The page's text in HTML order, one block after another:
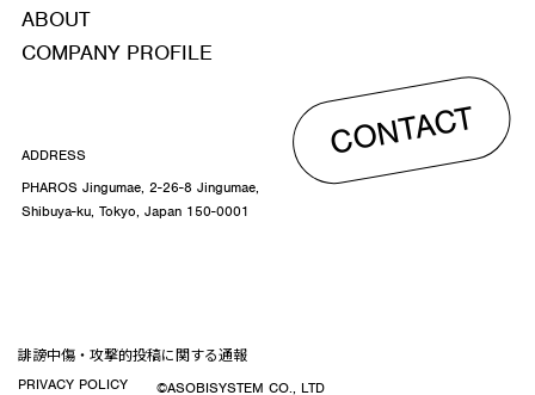
ABOUT
COMPANY PROFILE
CONTACT
ADDRESS
PHAROS Jingumae, 2-26-8 Jingumae,
Shibuya-ku, Tokyo, Japan 150-0001
誹謗中傷・攻撃的投稿に関する通報
PRIVACY POLICY
©ASOBISYSTEM CO., LTD